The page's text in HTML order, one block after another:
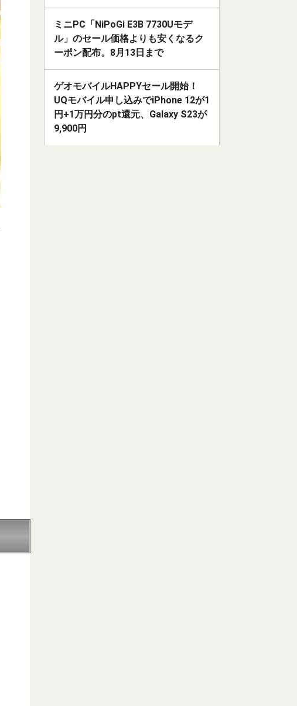
ミニPC「NiPoGi E3B 7730Uモデ
ル」のセール価格よりも安くなるク
ーポン配布。8月13日まで
ゲオモバイルHAPPYセール開始！
UQモバイル申し込みでiPhone 12が1
円+1万円分のpt還元、Galaxy S23が
9,900円